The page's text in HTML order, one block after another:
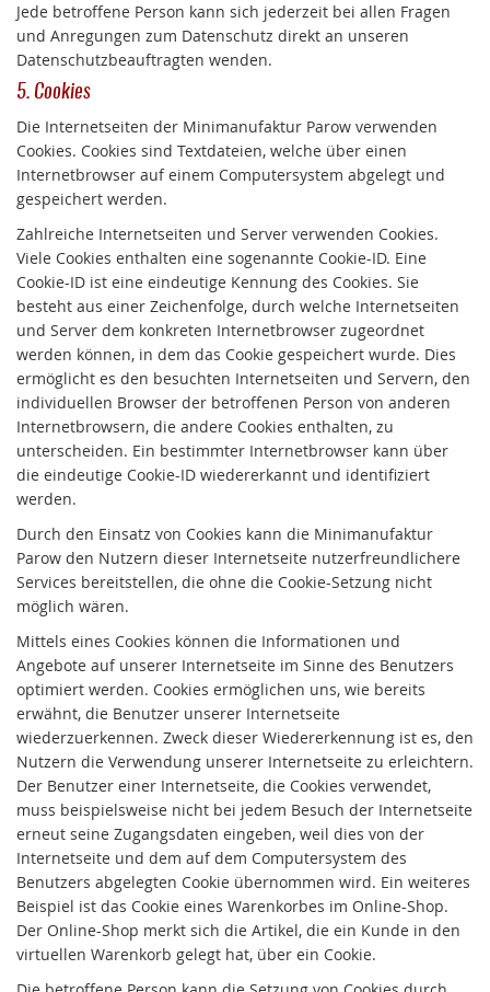
Jede betroffene Person kann sich jederzeit bei allen Fragen
und Anregungen zum Datenschutz direkt an unseren
Datenschutzbeauftragten wenden.
5. Cookies
Die Internetseiten der Minimanufaktur Parow verwenden
Cookies. Cookies sind Textdateien, welche über einen
Internetbrowser auf einem Computersystem abgelegt und
gespeichert werden.
Zahlreiche Internetseiten und Server verwenden Cookies.
Viele Cookies enthalten eine sogenannte Cookie-ID. Eine
Cookie-ID ist eine eindeutige Kennung des Cookies. Sie
besteht aus einer Zeichenfolge, durch welche Internetseiten
und Server dem konkreten Internetbrowser zugeordnet
werden können, in dem das Cookie gespeichert wurde. Dies
ermöglicht es den besuchten Internetseiten und Servern, den
individuellen Browser der betroffenen Person von anderen
Internetbrowsern, die andere Cookies enthalten, zu
unterscheiden. Ein bestimmter Internetbrowser kann über
die eindeutige Cookie-ID wiedererkannt und identifiziert
werden.
Durch den Einsatz von Cookies kann die Minimanufaktur
Parow den Nutzern dieser Internetseite nutzerfreundlichere
Services bereitstellen, die ohne die Cookie-Setzung nicht
möglich wären.
Mittels eines Cookies können die Informationen und
Angebote auf unserer Internetseite im Sinne des Benutzers
optimiert werden. Cookies ermöglichen uns, wie bereits
erwähnt, die Benutzer unserer Internetseite
wiederzuerkennen. Zweck dieser Wiedererkennung ist es, den
Nutzern die Verwendung unserer Internetseite zu erleichtern.
Der Benutzer einer Internetseite, die Cookies verwendet,
muss beispielsweise nicht bei jedem Besuch der Internetseite
erneut seine Zugangsdaten eingeben, weil dies von der
Internetseite und dem auf dem Computersystem des
Benutzers abgelegten Cookie übernommen wird. Ein weiteres
Beispiel ist das Cookie eines Warenkorbes im Online-Shop.
Der Online-Shop merkt sich die Artikel, die ein Kunde in den
virtuellen Warenkorb gelegt hat, über ein Cookie.